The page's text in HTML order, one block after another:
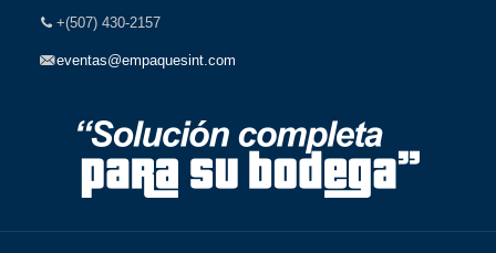
+(507) 430-2157
eventas@empaquesint.com